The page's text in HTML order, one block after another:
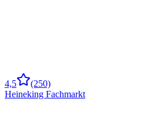
4,5
(250)
Heineking Fachmarkt